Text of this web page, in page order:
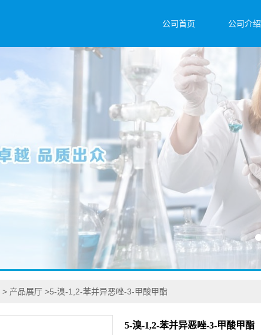
公司首页 公司介绍
> 产品展厅 >5-溴-1,2-苯并异恶唑-3-甲酸甲酯
5-溴-1,2-苯并异恶唑-3-甲酸甲酯